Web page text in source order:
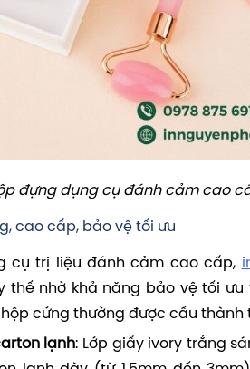
đựng dụng cụ đánh cảm cao
cao cấp, bảo vệ tối ưu
cụ trị liệu đánh cảm cao cấp,
thế nhờ khả năng bảo vệ tối
cứng thường được cấu thành
lạnh: Lớp giấy ivory trắng